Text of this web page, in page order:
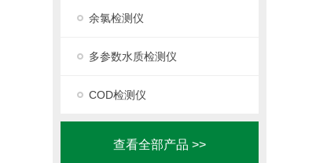
余氯检测仪
多参数水质检测仪
COD检测仪
查看全部产品 >>